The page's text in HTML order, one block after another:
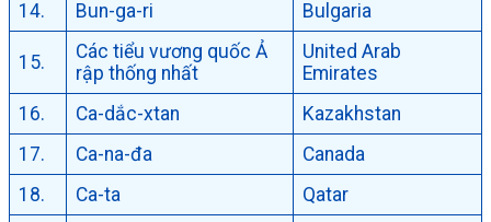
14.
Bun-ga-ri Bulgaria
15.
Các tiểu vương quốc Ả
rập thống nhất
United Arab
Emirates
16.
Ca-dắc-xtan
Kazakhstan
17.
Ca-na-đa
Canada
18.
Ca-ta
Qatar